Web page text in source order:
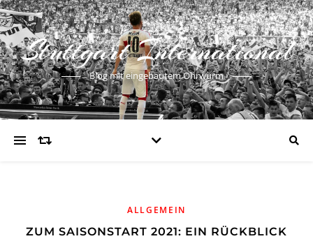
Stuttgart International
Blog mit eingebautem Ohrwurm
ALLGEMEIN
ZUM SAISONSTART 2021: EIN RÜCKBLICK